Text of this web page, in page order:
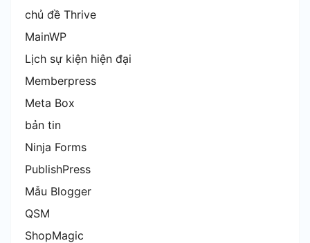
chủ đề Thrive
MainWP
Lịch sự kiện hiện đại
Memberpress
Meta Box
bản tin
Ninja Forms
PublishPress
Mẫu Blogger
QSM
ShopMagic